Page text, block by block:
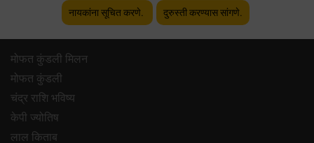
नायकांना सूचित करणे. दुरुस्ती करण्यास सांगणे.
मोफत कुंडली मिलन
मोफत कुंडली
चंद्र राशि भविष्य
केपी ज्योतिष
लाल किताब